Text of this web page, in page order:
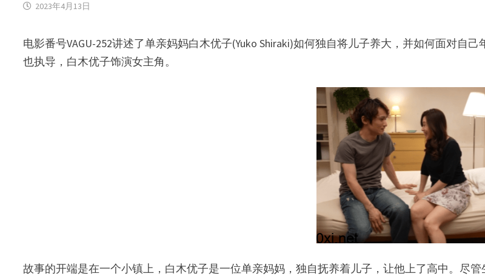
2023年4月13日
电影番号VAGU-252讲述了单亲妈妈白木优子(Yuko Shiraki)如何独自将儿子养大，并如何面对自
也执导，白木优子饰演女主角。
故事的开端是在一个小镇上，白木优子是一位单亲妈妈，独自抚养着儿子，让他上了高中。尽